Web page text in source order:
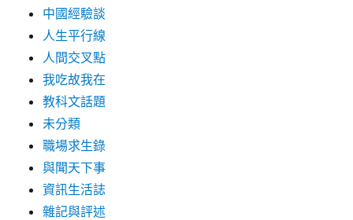
中國經驗談
人生平行線
人間交叉點
我吃故我在
教科文話題
未分類
職場求生錄
與聞天下事
資訊生活誌
雜記與評述